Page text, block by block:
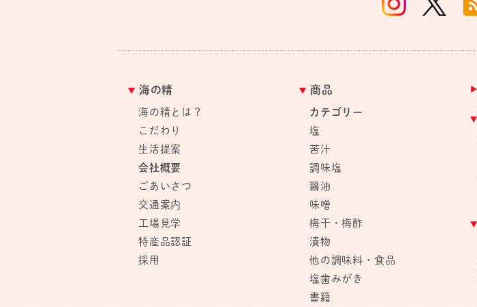
海の精
海の精とは？
こだわり
生活提案
会社概要
ごあいさつ
交通案内
工場見学
特産品認証
採用
商品
カテゴリー
塩
苦汁
調味塩
醤油
味噌
梅干・梅酢
漬物
他の調味料・食品
塩歯みがき
書籍